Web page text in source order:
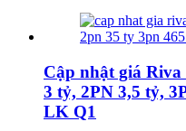
Cập nhật giá
3 tỷ, 2PN 3,5 tỷ,
LK Q1